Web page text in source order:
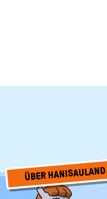
ÜBER HANISAULAND